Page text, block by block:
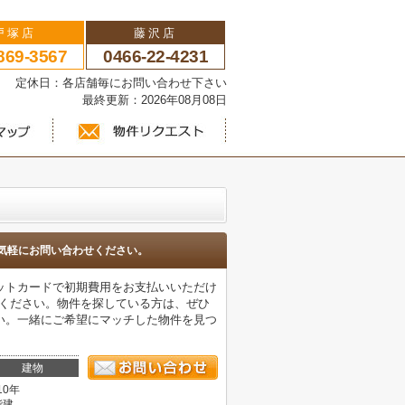
塚店
3567
藤沢店
0466-22-4231
定休日：各店舗毎にお問い合わせ下さい
最終更新：2026年08月08日
軽にお問い合わせください。
カードで初期費用をお支払いいただけ
ださい。物件を探している方は、ぜひ
一緒にご希望にマッチした物件を見つ
建物
年